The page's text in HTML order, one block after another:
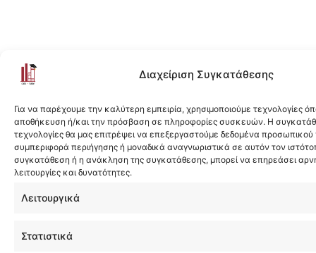
Διαχείριση Συγκατάθεσης
Για να παρέχουμε την καλύτερη εμπειρία, χρησιμοποιούμε τεχνολογίες
αποθήκευση ή/και την πρόσβαση σε πληροφορίες συσκευών. Η
τεχνολογίες θα μας επιτρέψει να επεξεργαστούμε δεδομένα
συμπεριφορά περιήγησης ή μοναδικά αναγνωριστικά σε αυτόν τον
συγκατάθεση ή η ανάκληση της συγκατάθεσης, μπορεί να επηρεάσει
λειτουργίες και δυνατότητες.
Λειτουργικά
Στατιστικά